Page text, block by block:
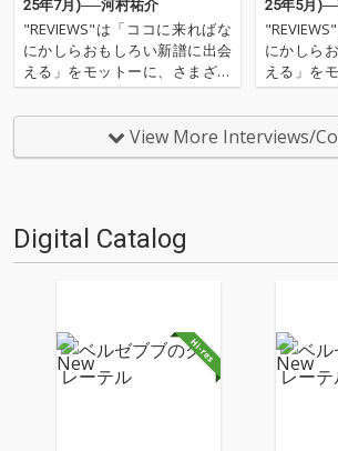
25年7月)──河村祐介
"REVIEWS"は「ココに来ればな
にかしらおもしろい新譜に出会
える」をモットーに、さまざま
な書き手がここ数ヶ月の新譜か
らエッセンシャルな9枚を選び
レヴューするコーナー。今回の
更新は、OTOTOY編集長でもあ
25年5月
にかしら
える」を
な書き手
らエッセ
レヴュー
更新は、
View More Interviews/
Digital Catalog